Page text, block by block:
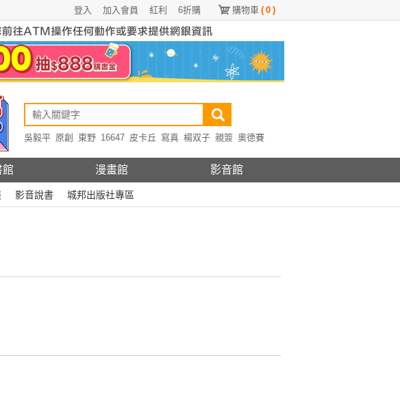
購物車 ( 0 )
6折購
紅利
加入會員
登入
吳毅平 原創 東野 16647 皮卡丘 寫真 楊双子 親簽 奧德賽
館 漫畫館 影音館
影音說書 城邦出版社專區